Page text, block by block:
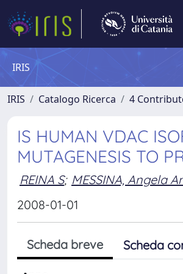
IRIS
IRIS Catalogo Ricerca 4
IS HUMAN VDAC
MUTAGENESIS TO
REINA S; MESSINA, Angela
2008-01-01
Scheda breve Scheda